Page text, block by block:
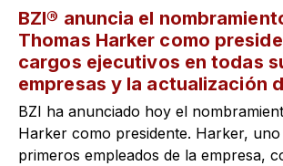
BZI® anuncia el
Thomas Harker como
cargos ejecutivos en todas
empresas y la actualización
BZI ha anunciado hoy el
Harker como presidente. Harker,
primeros empleados de la empresa,